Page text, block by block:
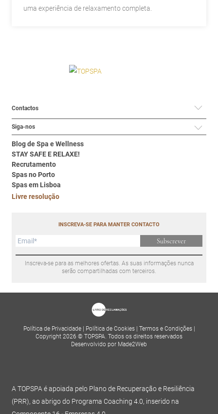
uma experiência de relaxamento completa.
Contactos
Siga-nos
Blog de Spa e Wellness
STAY SAFE E RELAXE!
Recrutamento
Spas no Porto
Spas em Lisboa
Livre resolução
INSCREVA-SE PARA MANTER CONTACTO
Subscrever
Inscreva-se para as melhores ofertas. As suas informações nunca
serão compartilhadas com terceiros.
Política de Privacidade Política de Cookies Termos e Condições
Copyright 2026 © TOPSPA. Todos os direitos reservados
Desenvolvido por Made2Web
A TOPSPA é apoiada pelo Plano de Recuperação e Resiliência
(PRR), ao abrigo do Programa Coaching 4.0, inserido na